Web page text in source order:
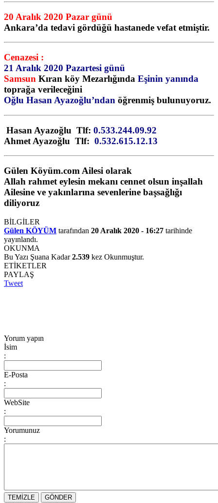
20 Aralık 2020 Pazar günü
Ankara’da tedavi gördüğü hastanede vefat etmiştir.
Cenazesi :
21 Aralık 2020 Pazartesi günü
Samsun Kıran köy Mezarlığında Eşinin yanında
toprağa verileceğini
Oğlu Hasan Ayazoğlu’ndan öğrenmiş bulunuyoruz.
Hasan Ayazoğlu Tlf: 0.533.244.09.92
Ahmet Ayazoğlu Tlf: 0.532.615.12.13
Gülen Köyüm.com Ailesi olarak
Allah rahmet eylesin mekanı cennet olsun inşallah
Ailesine ve yakınlarına sevenlerine başsağlığı
diliyoruz
BİLGİLER
Gülen KÖYÜM tarafından 20 Aralık 2020 - 16:27 tarihinde
yayınlandı.
OKUNMA
Bu Yazı Şuana Kadar2.539 kez Okunmuştur.
ETİKETLER
PAYLAŞ
Tweet
Yorum yapın
İsim
:
E-Posta
:
WebSite
:
Yorumunuz
: